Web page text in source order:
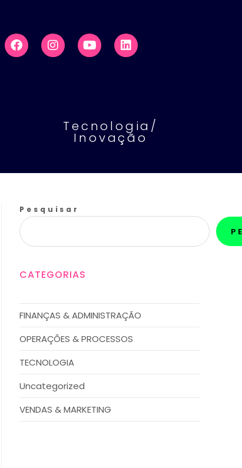
Tecnologia/
Inovação
Pesquisar
CATEGORIAS
FINANÇAS & ADMINISTRAÇÃO
OPERAÇÕES & PROCESSOS
TECNOLOGIA
Uncategorized
VENDAS & MARKETING